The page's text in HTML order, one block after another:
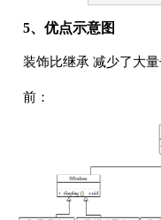
5、优点示意图
装饰比继承 减少了大
前：